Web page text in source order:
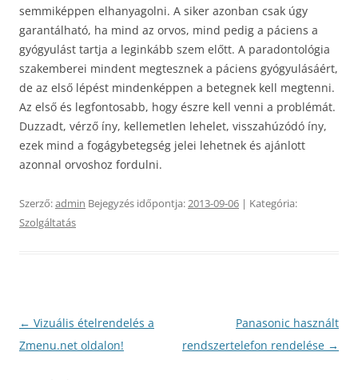
semmiképpen elhanyagolni. A siker azonban csak úgy
garantálható, ha mind az orvos, mind pedig a páciens a
gyógyulást tartja a leginkább szem előtt. A paradontológia
szakemberei mindent megtesznek a páciens gyógyulásáért,
de az első lépést mindenképpen a betegnek kell megtenni.
Az első és legfontosabb, hogy észre kell venni a problémát.
Duzzadt, vérző íny, kellemetlen lehelet, visszahúzódó íny,
ezek mind a fogágybetegség jelei lehetnek és ajánlott
azonnal orvoshoz fordulni.
Szerző:admin Bejegyzés időpontja:2013-09-06 | Kategória:
Szolgáltatás
Bejegyzés
navigáció
← Vizuális ételrendelés a
Zmenu.net oldalon!
Panasonic használt
rendszertelefon rendelése →